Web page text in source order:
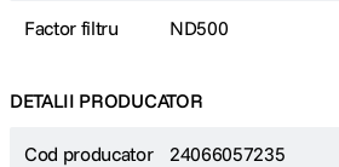
Factor filtru ND500
DETALII PRODUCATOR
Cod producator 24066057235